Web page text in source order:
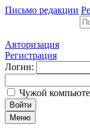
Письмо редакции
Авторизация
Регистрация
Логин:
Чужой
Войти
Меню